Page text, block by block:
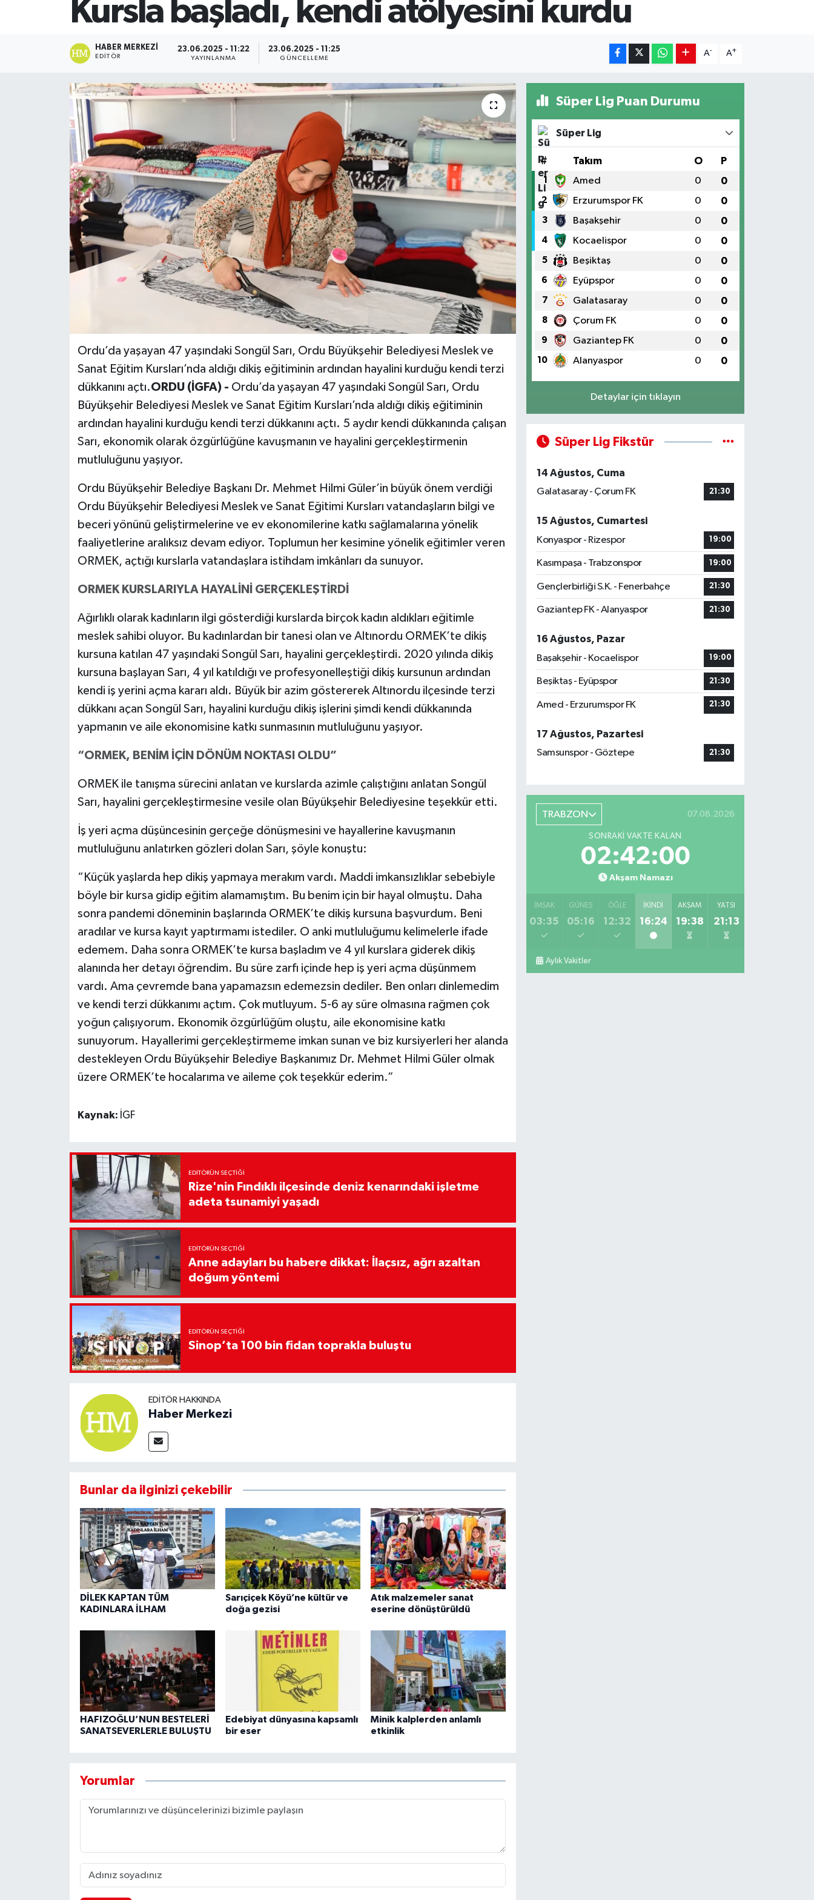
Kursla başladı, kendi atölyesini kurdu
HABER MERKEZI
EDITÖR
23.06.2025 - 11:22
YAYINLANMA
23.06.2025 - 11:25
GÜNCELLEME
A- A+
Ordu’da yaşayan 47 yaşındaki Songül Sarı, Ordu Büyükşehir Belediyesi Meslek ve
Sanat Eğitim Kursları’nda aldığı dikiş eğitiminin ardından hayalini kurduğu kendi terzi
dükkanını açtı.ORDU (İGFA) - Ordu’da yaşayan 47 yaşındaki Songül Sarı, Ordu
Büyükşehir Belediyesi Meslek ve Sanat Eğitim Kursları’nda aldığı dikiş eğitiminin
ardından hayalini kurduğu kendi terzi dükkanını açtı. 5 aydır kendi dükkanında çalışan
Sarı, ekonomik olarak özgürlüğüne kavuşmanın ve hayalini gerçekleştirmenin
mutluluğunu yaşıyor.
Ordu Büyükşehir Belediye Başkanı Dr. Mehmet Hilmi Güler’in büyük önem verdiği
Ordu Büyükşehir Belediyesi Meslek ve Sanat Eğitimi Kursları vatandaşların bilgi ve
beceri yönünü geliştirmelerine ve ev ekonomilerine katkı sağlamalarına yönelik
faaliyetlerine aralıksız devam ediyor. Toplumun her kesimine yönelik eğitimler veren
ORMEK, açtığı kurslarla vatandaşlara istihdam imkânları da sunuyor.
ORMEK KURSLARIYLA HAYALİNİ GERÇEKLEŞTİRDİ
Ağırlıklı olarak kadınların ilgi gösterdiği kurslarda birçok kadın aldıkları eğitimle
meslek sahibi oluyor. Bu kadınlardan bir tanesi olan ve Altınordu ORMEK’te dikiş
kursuna katılan 47 yaşındaki Songül Sarı, hayalini gerçekleştirdi. 2020 yılında dikiş
kursuna başlayan Sarı, 4 yıl katıldığı ve profesyonelleştiği dikiş kursunun ardından
kendi iş yerini açma kararı aldı. Büyük bir azim göstererek Altınordu ilçesinde terzi
dükkanı açan Songül Sarı, hayalini kurduğu dikiş işlerini şimdi kendi dükkanında
yapmanın ve aile ekonomisine katkı sunmasının mutluluğunu yaşıyor.
“ORMEK, BENİM İÇİN DÖNÜM NOKTASI OLDU”
ORMEK ile tanışma sürecini anlatan ve kurslarda azimle çalıştığını anlatan Songül
Sarı, hayalini gerçekleştirmesine vesile olan Büyükşehir Belediyesine teşekkür etti.
İş yeri açma düşüncesinin gerçeğe dönüşmesini ve hayallerine kavuşmanın
mutluluğunu anlatırken gözleri dolan Sarı, şöyle konuştu:
“Küçük yaşlarda hep dikiş yapmaya merakım vardı. Maddi imkansızlıklar sebebiyle
böyle bir kursa gidip eğitim alamamıştım. Bu benim için bir hayal olmuştu. Daha
sonra pandemi döneminin başlarında ORMEK’te dikiş kursuna başvurdum. Beni
aradılar ve kursa kayıt yaptırmamı istediler. O anki mutluluğumu kelimelerle ifade
edemem. Daha sonra ORMEK’te kursa başladım ve 4 yıl kurslara giderek dikiş
alanında her detayı öğrendim. Bu süre zarfı içinde hep iş yeri açma düşünmem
vardı. Ama çevremde bana yapamazsın edemezsin dediler. Ben onları dinlemedim
ve kendi terzi dükkanımı açtım. Çok mutluyum. 5-6 ay süre olmasına rağmen çok
yoğun çalışıyorum. Ekonomik özgürlüğüm oluştu, aile ekonomisine katkı
sunuyorum. Hayallerimi gerçekleştirmeme imkan sunan ve biz kursiyerleri her alanda
destekleyen Ordu Büyükşehir Belediye Başkanımız Dr. Mehmet Hilmi Güler olmak
üzere ORMEK’te hocalarıma ve aileme çok teşekkür ederim.”
Kaynak: İGF
EDITÖRÜN SEÇTIĞI
Rize'nin Fındıklı ilçesinde deniz kenarındaki işletme
adeta tsunamiyi yaşadı
EDITÖRÜN SEÇTIĞI
Anne adayları bu habere dikkat: İlaçsız, ağrı azaltan
doğum yöntemi
EDITÖRÜN SEÇTIĞI
Sinop’ta 100 bin fidan toprakla buluştu
EDITÖR HAKKINDA
Haber Merkezi
Bunlar da ilginizi çekebilir
DİLEK KAPTAN TÜM
KADINLARA İLHAM
Sarıçiçek Köyü’ne kültür ve
doğa gezisi
Atık malzemeler sanat
eserine dönüştürüldü
HAFIZOĞLU’NUN BESTELERİ
SANATSEVERLERLE BULUŞTU
Edebiyat dünyasına kapsamlı
bir eser
Minik kalplerden anlamlı
etkinlik
Yorumlar
Süper Lig Puan Durumu
Süper Lig
# Takım O P
1 Amed 0 0
2 Erzurumspor FK 0 0
3 Başakşehir 0 0
4 Kocaelispor 0 0
5 Beşiktaş 0 0
6 Eyüpspor 0 0
7 Galatasaray 0 0
8 Çorum FK 0 0
9 Gaziantep FK 0 0
10 Alanyaspor 0 0
Detaylar için tıklayın
Süper Lig Fikstür
14 Ağustos, Cuma
Galatasaray - Çorum FK
21:30
15 Ağustos, Cumartesi
Konyaspor - Rizespor
19:00
Kasımpaşa - Trabzonspor 19:00
Gençlerbirliği S.K. - Fenerbahçe 21:30
Gaziantep FK - Alanyaspor 21:30
16 Ağustos, Pazar
Başakşehir - Kocaelispor
19:00
Beşiktaş - Eyüpspor 21:30
Amed - Erzurumspor FK 21:30
17 Ağustos, Pazartesi
Samsunspor - Göztepe
21:30
TRABZON 07.08.2026
SONRAKI VAKTE KALAN
02:41:59
Akşam Namazı
İMSAK
03:35
GÜNEŞ
05:16
ÖĞLE
12:32
İKINDI
16:24
AKŞAM
19:38
YATSI
21:13
Aylık Vakitler
SİYASET
Teknoloji
TRABZON
TRABZONSPOR